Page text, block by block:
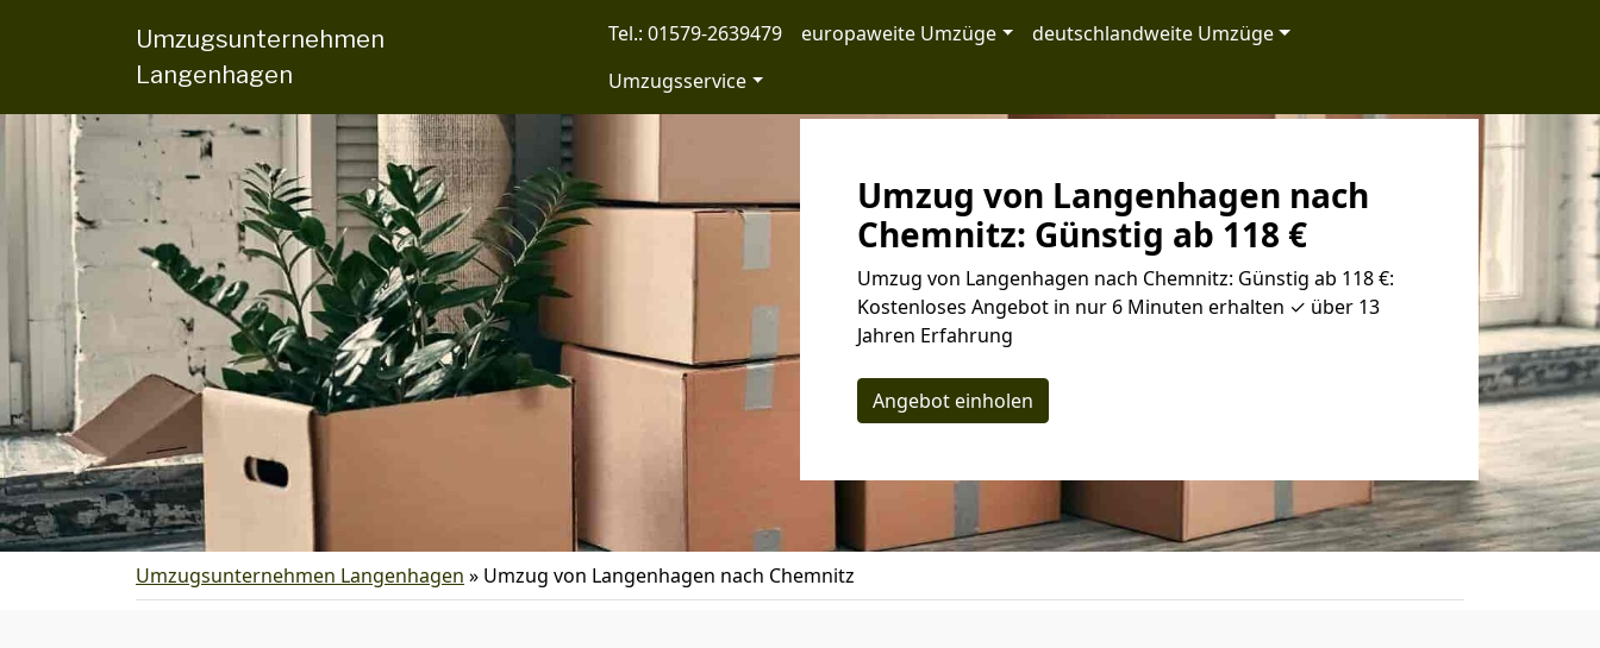
Umzugsunternehmen
Langenhagen
Tel.: 01579-2639479 europaweite Umzüge
deutschlandweite Umzüge
Umzugsservice
Umzug von Langenhagen nach
Chemnitz: Günstig ab 118 €
Umzug von Langenhagen nach Chemnitz: Günstig ab 118 €:
Kostenloses Angebot in nur 6 Minuten erhalten ✓ über 13
Jahren Erfahrung
Angebot einholen
Umzugsunternehmen Langenhagen » Umzug von Langenhagen nach Chemnitz